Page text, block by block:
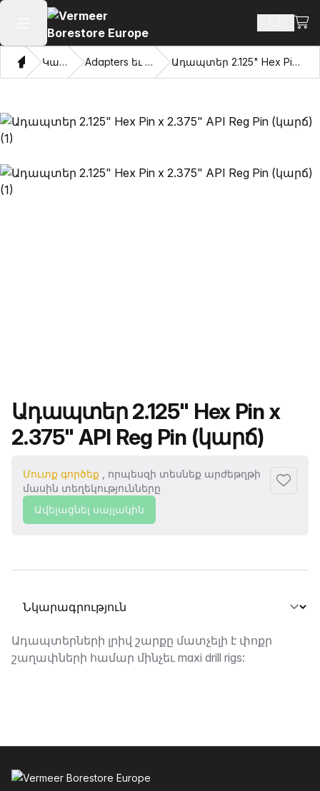
Բաց հիմնական մենյու
Տուն Կատալոգ Adapters եւ քաշվել աչքերը Ադապտեր 2.125" Hex Pin x 2.375" API Reg Pin (կարճ)
Ապրանքի անվանումը
Ադապտեր 2.125" Hex Pin x
2.375" API Reg Pin (կարճ)
Մուտք գործեք , որպեսզի տեսնեք արժեթղթի
մասին տեղեկությունները
Ավելացնել սայլակին
Ընտրել տաբ
Նկարագրություն
Ադապտերների լրիվ շարքը մատչելի է փոքր
շաղափների համար մինչեւ maxi drill rigs: